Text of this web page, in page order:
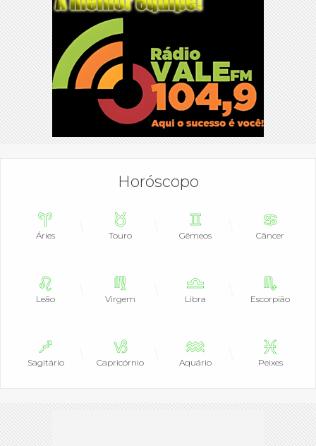
Horóscopo
Áries Touro Gêmeos Câncer
Leão Virgem Libra Escorpião
Sagitário Capricórnio Aquário Peixes